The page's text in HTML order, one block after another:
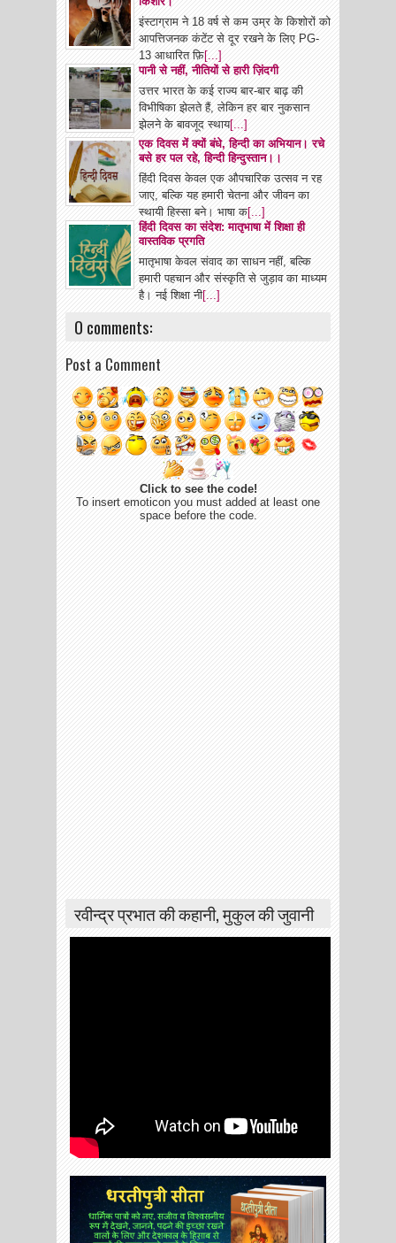
इंस्टाग्राम ने 18 वर्ष से कम उम्र के किशोरों को
आपत्तिजनक कंटेंट से दूर रखने के लिए PG-
13 आधारित फ़ि[...]
पानी से नहीं, नीतियों से हारी ज़िंदगी
उत्तर भारत के कई राज्य बार-बार बाढ़ की
विभीषिका झेलते हैं, लेकिन हर बार नुकसान
झेलने के बावजूद स्थाय[...]
एक दिवस में क्यों बंधे, हिन्दी का अभियान। रचे
बसे हर पल रहे, हिन्दी हिन्दुस्तान।।
हिंदी दिवस केवल एक औपचारिक उत्सव न रह
जाए, बल्कि यह हमारी चेतना और जीवन का
स्थायी हिस्सा बने। भाषा क[...]
हिंदी दिवस का संदेश: मातृभाषा में शिक्षा ही
वास्तविक प्रगति
मातृभाषा केवल संवाद का साधन नहीं, बल्कि
हमारी पहचान और संस्कृति से जुड़ाव का माध्यम
है। नई शिक्षा नी[...]
0 comments:
Post a Comment
Click to see the code!
To insert emoticon you must added at least one
space before the code.
रवीन्द्र प्रभात की कहानी, मुकुल की जुवानी